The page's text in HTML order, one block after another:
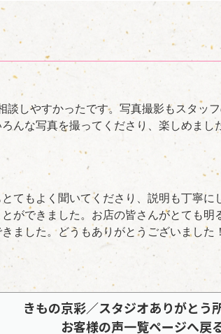
しやすかったです。写真撮影もスタッフ
んな写真を撮ってくださり、楽しめまし
てもよく聞いてくださり、説明も丁寧に
ができました。お店の皆さんがとても明
ました。どうもありがとうございました
きもの京彩／スタジオありがとう
お客様の声一覧ページへ戻